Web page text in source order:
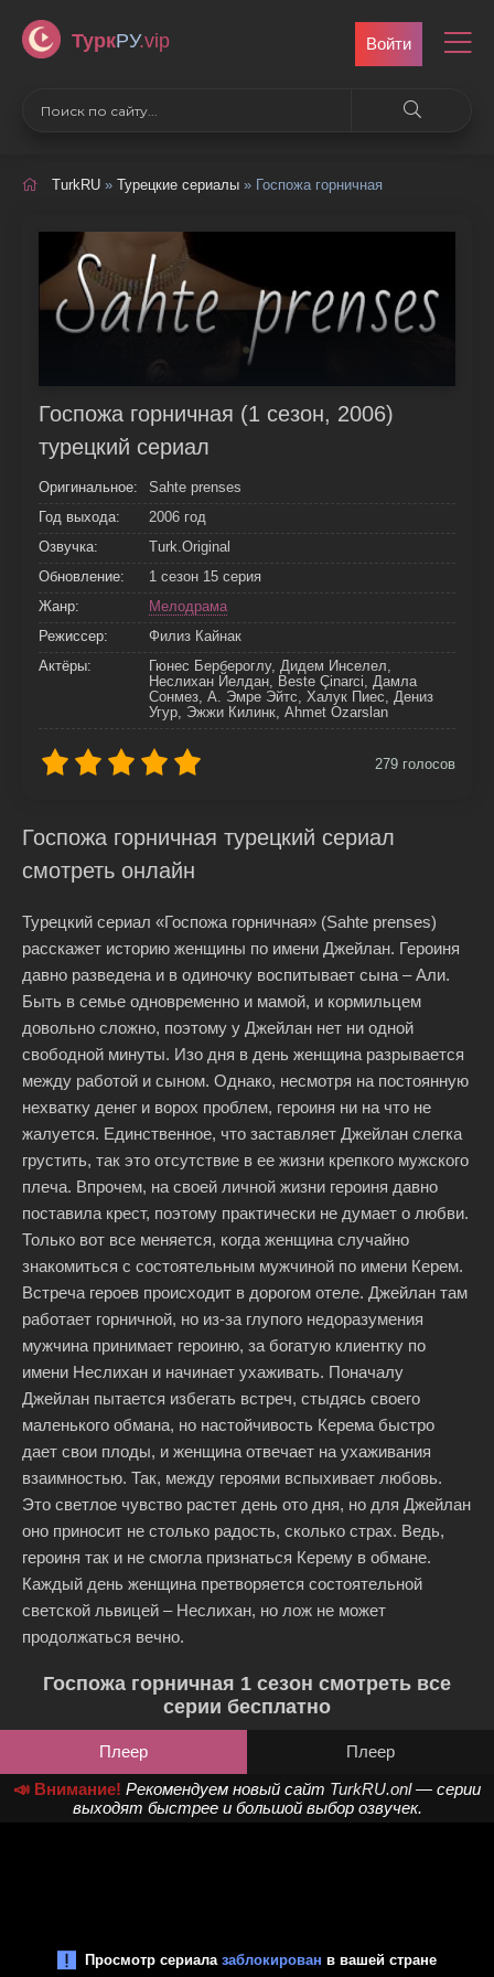
ТуркРУ.vip Войти
TurkRU » Турецкие сериалы » Госпожа горничная
Госпожа горничная (1 сезон, 2006)
турецкий сериал
Оригинальное:
Sahte prenses
Год выхода:
2006 год
Озвучка:
Turk.Original
Обновление:
1 сезон 15 серия
Жанр:
Мелодрама
Режиссер:
Филиз Кайнак
Актёры:
Гюнес Бербероглу, Дидем Инселел,
Неслихан Йелдан, Beste Çinarci, Дамла
Сонмез, А. Эмре Эйтс, Халук Пиес, Дениз
Угур, Эжжи Килинк, Ahmet Ozarslan
279 голосов
Госпожа горничная турецкий сериал
смотреть онлайн
Турецкий сериал «Госпожа горничная» (Sahte prenses)
расскажет историю женщины по имени Джейлан. Героиня
давно разведена и в одиночку воспитывает сына – Али.
Быть в семье одновременно и мамой, и кормильцем
довольно сложно, поэтому у Джейлан нет ни одной
свободной минуты. Изо дня в день женщина разрывается
между работой и сыном. Однако, несмотря на постоянную
нехватку денег и ворох проблем, героиня ни на что не
жалуется. Единственное, что заставляет Джейлан слегка
грустить, так это отсутствие в ее жизни крепкого мужского
плеча. Впрочем, на своей личной жизни героиня давно
поставила крест, поэтому практически не думает о любви.
Только вот все меняется, когда женщина случайно
знакомиться с состоятельным мужчиной по имени Керем.
Встреча героев происходит в дорогом отеле. Джейлан там
работает горничной, но из-за глупого недоразумения
мужчина принимает героиню, за богатую клиентку по
имени Неслихан и начинает ухаживать. Поначалу
Джейлан пытается избегать встреч, стыдясь своего
маленького обмана, но настойчивость Керема быстро
дает свои плоды, и женщина отвечает на ухаживания
взаимностью. Так, между героями вспыхивает любовь.
Это светлое чувство растет день ото дня, но для Джейлан
оно приносит не столько радость, сколько страх. Ведь,
героиня так и не смогла признаться Керему в обмане.
Каждый день женщина претворяется состоятельной
светской львицей – Неслихан, но лож не может
продолжаться вечно.
Госпожа горничная 1 сезон смотреть все
серии бесплатно
Плеер
Плеер
📣 Внимание! Рекомендуем новый сайт TurkRU.onl— серии
выходят быстрее и большой выбор озвучек.